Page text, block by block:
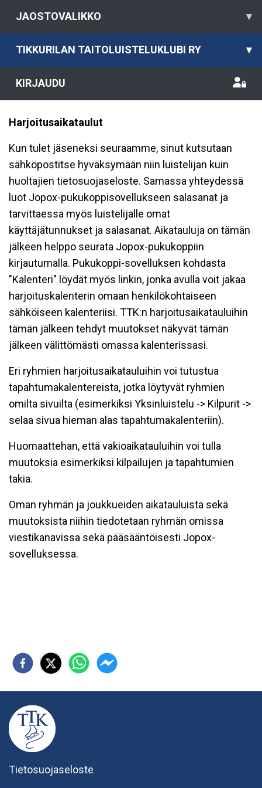
JAOSTOVALIKKO ▾
TIKKURILAN TAITOLUISTELUKLUBI RY ▾
KIRJAUDU
Harjoitusaikataulut
Kun tulet jäseneksi seuraamme, sinut kutsutaan
sähköpostitse hyväksymään niin luistelijan kuin
huoltajien tietosuojaseloste. Samassa yhteydessä
luot Jopox-pukukoppisovellukseen salasanat ja
tarvittaessa myös luistelijalle omat
käyttäjätunnukset ja salasanat. Aikatauluja on tämän
jälkeen helppo seurata Jopox-pukukoppiin
kirjautumalla. Pukukoppi-sovelluksen kohdasta
"Kalenteri" löydät myös linkin, jonka avulla voit jakaa
harjoituskalenterin omaan henkilökohtaiseen
sähköiseen kalenteriisi. TTK:n harjoitusaikatauluihin
tämän jälkeen tehdyt muutokset näkyvät tämän
jälkeen välittömästi omassa kalenterissasi.
Eri ryhmien harjoitusaikatauluihin voi tutustua
tapahtumakalentereista, jotka löytyvät ryhmien
omilta sivuilta (esimerkiksi Yksinluistelu -> Kilpurit ->
selaa sivua hieman alas tapahtumakalenteriin).
Huomaattehan, että vakioaikatauluihin voi tulla
muutoksia esimerkiksi kilpailujen ja tapahtumien
takia.
Oman ryhmän ja joukkueiden aikatauluista sekä
muutoksista niihin tiedotetaan ryhmän omissa
viestikanavissa sekä pääsääntöisesti Jopox-
sovelluksessa.
Tietosuojaseloste